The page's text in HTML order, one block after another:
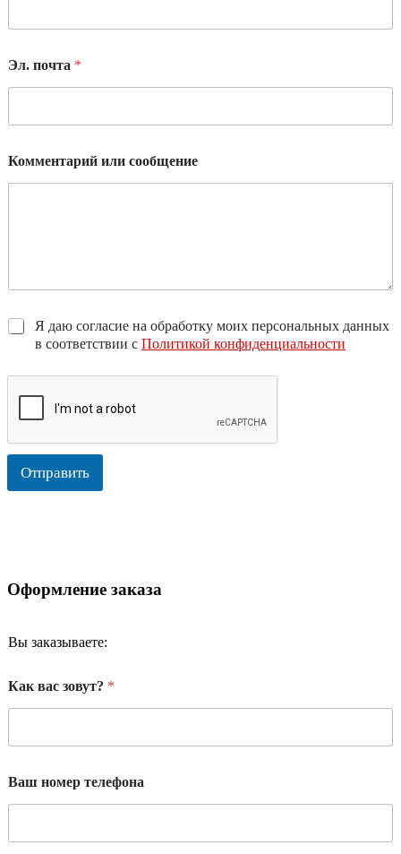
Эл. почта *
Комментарий или сообщение
Я даю согласие на обработку моих персональных данных
в соответствии с Политикой конфиденциальности
Отправить
Оформление заказа
Вы заказываете:
Как вас зовут? *
Ваш номер телефона